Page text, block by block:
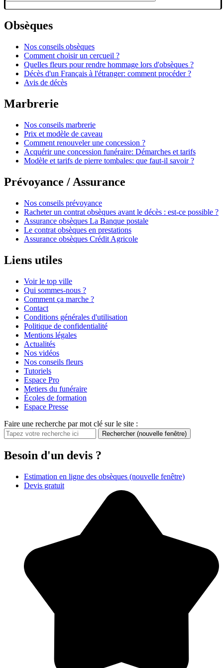
Obsèques
Nos conseils obsèques
Comment choisir un cercueil ?
Quelles fleurs pour rendre hommage lors d'obsèques ?
Décès d'un Français à l'étranger: comment procéder ?
Avis de décès
Marbrerie
Nos conseils marbrerie
Prix et modèle de caveau
Comment renouveler une concession ?
Acquérir une concession funéraire: Démarches et tarifs
Modèle et tarifs de pierre tombales: que faut-il savoir ?
Prévoyance / Assurance
Nos conseils prévoyance
Racheter un contrat obsèques avant le décès : est-ce possible ?
Assurance obsèques La Banque postale
Le contrat obsèques en prestations
Assurance obsèques Crédit Agricole
Liens utiles
Voir le top ville
Qui sommes-nous ?
Comment ça marche ?
Contact
Conditions générales d'utilisation
Politique de confidentialité
Mentions légales
Actualités
Nos vidéos
Nos conseils fleurs
Tutoriels
Espace Pro
Metiers du funéraire
Écoles de formation
Espace Presse
Faire une recherche par mot clé sur le site :
Rechercher (nouvelle fenêtre)
Besoin d'un devis ?
Estimation en ligne des obsèques (nouvelle fenêtre)
Devis gratuit